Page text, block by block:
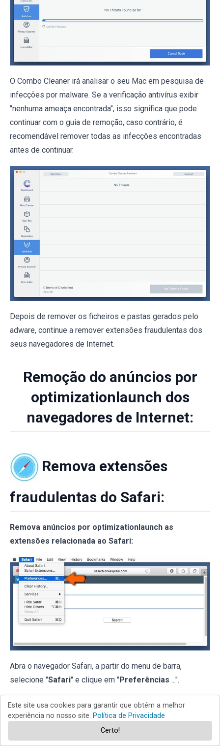
O Combo Cleaner irá analisar o seu Mac em pesquisa de
infecções por malware. Se a verificação antivírus exibir
"nenhuma ameaça encontrada", isso significa que pode
continuar com o guia de remoção, caso contrário, é
recomendável remover todas as infecções encontradas
antes de continuar.
Depois de remover os ficheiros e pastas gerados pelo
adware, continue a remover extensões fraudulentas dos
seus navegadores de Internet.
Remoção do anúncios por
optimizationlaunch dos
navegadores de Internet:
Remova extensões
fraudulentas do Safari:
Remova anúncios por optimizationlaunch as
extensões relacionada ao Safari:
Abra o navegador Safari, a partir do menu de barra,
selecione "Safari" e clique em "Preferências ...".
Este site usa cookies para garantir que obtém a melhor
experiência no nosso site. Política de Privacidade
Certo!